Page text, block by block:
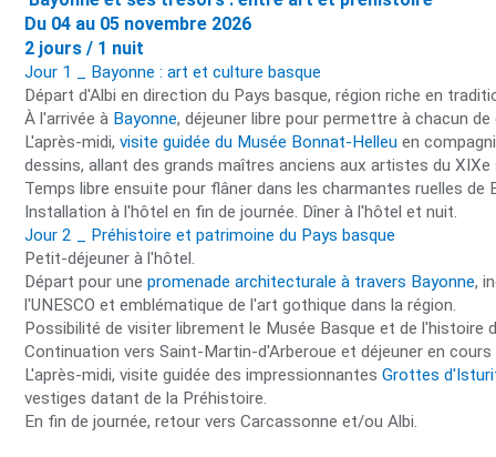
Du 04 au 05 novembre 2026
2 jours / 1 nuit
Jour 1 _ Bayonne : art et culture basque
Départ d'Albi en direction du Pays basque, région riche en
À l'arrivée à Bayonne, déjeuner libre pour permettre à chacun
L'après-midi, visite guidée du Musée Bonnat-Helleu en
dessins, allant des grands maîtres anciens aux artistes du XIXe
Temps libre ensuite pour flâner dans les charmantes ruelles
Installation à l'hôtel en fin de journée. Dîner à l'hôtel et nuit.
Jour 2 _ Préhistoire et patrimoine du Pays basque
Petit-déjeuner à l'hôtel.
Départ pour une promenade architecturale à travers Bayonne,
l'UNESCO et emblématique de l'art gothique dans la région.
Possibilité de visiter librement le Musée Basque et de
Continuation vers Saint-Martin-d'Arberoue et déjeuner en cours
L'après-midi, visite guidée des impressionnantes Grottes
vestiges datant de la Préhistoire.
En fin de journée, retour vers Carcassonne et/ou Albi.